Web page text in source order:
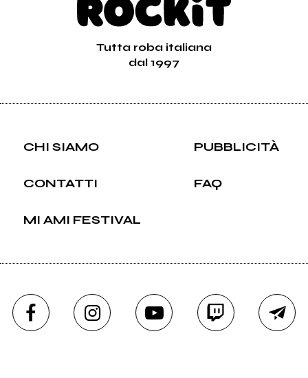
Tutta roba italiana
dal 1997
CHI SIAMO PUBBLICITÀ
CONTATTI FAQ
MI AMI FESTIVAL